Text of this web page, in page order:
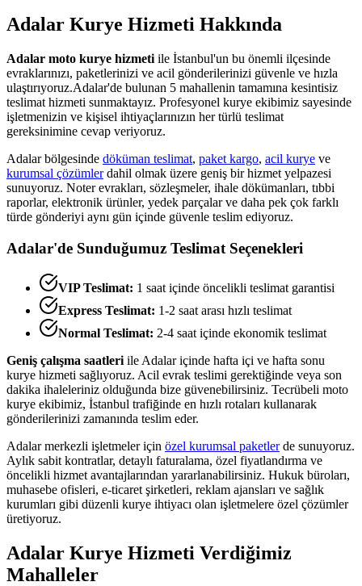
Adalar Kurye Hizmeti Hakkında
Adalar moto kurye hizmeti ile İstanbul'un bu önemli ilçesinde
evraklarınızı, paketlerinizi ve acil gönderilerinizi güvenle ve hızla
ulaştırıyoruz.Adalar'de bulunan 5 mahallenin tamamına kesintisiz
teslimat hizmeti sunmaktayız. Profesyonel kurye ekibimiz sayesinde
işletmenizin ve kişisel ihtiyaçlarınızın her türlü teslimat
gereksinimine cevap veriyoruz.
Adalarbölgesinde döküman teslimat, paket kargo, acil kurye ve
kurumsal çözümlerdahil olmak üzere geniş bir hizmet yelpazesi
sunuyoruz. Noter evrakları, sözleşmeler, ihale dökümanları, tıbbi
raporlar, elektronik ürünler, yedek parçalar ve daha pek çok farklı
türde gönderiyi aynı gün içinde güvenle teslim ediyoruz.
Adalar'de Sunduğumuz Teslimat Seçenekleri
VIP Teslimat: 1 saat içinde öncelikli teslimat garantisi
Express Teslimat: 1-2 saat arası hızlı teslimat
Normal Teslimat: 2-4 saat içinde ekonomik teslimat
Geniş çalışma saatleri ile Adalariçinde hafta içi ve hafta sonu
kurye hizmeti sağlıyoruz. Acil evrak teslimi gerektiğinde veya son
dakika ihaleleriniz olduğunda bize güvenebilirsiniz. Tecrübeli moto
kurye ekibimiz, İstanbul trafiğinde en hızlı rotaları kullanarak
gönderilerinizi zamanında teslim eder.
Adalarmerkezli işletmeler için özel kurumsal paketlerde sunuyoruz.
Aylık sabit kontratlar, detaylı faturalama, özel fiyatlandırma ve
öncelikli hizmet avantajlarından yararlanabilirsiniz. Hukuk büroları,
muhasebe ofisleri, e-ticaret şirketleri, reklam ajansları ve sağlık
kurumları gibi düzenli kurye ihtiyacı olan işletmelere özel çözümler
üretiyoruz.
Adalar Kurye Hizmeti Verdiğimiz
Mahalleler